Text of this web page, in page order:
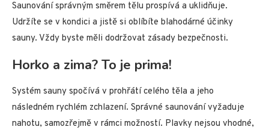
Saunování správným směrem tělu prospívá a uklidňuje.
Udržíte se v kondici a jistě si oblíbíte blahodárné účinky
sauny. Vždy byste měli dodržovat zásady bezpečnosti.
Horko a zima? To je prima!
Systém sauny spočívá v prohřátí celého těla a jeho
následném rychlém zchlazení. Správné saunování vyžaduje
nahotu, samozřejmě v rámci možností. Plavky nejsou vhodné,